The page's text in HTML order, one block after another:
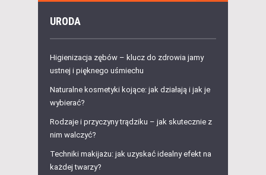
URODA
Higienizacja zębów – klucz do zdrowia jamy
ustnej i pięknego uśmiechu
Naturalne kosmetyki kojące: jak działają i jak je
wybierać?
Rodzaje i przyczyny trądziku – jak skutecznie z
nim walczyć?
Techniki makijażu: jak uzyskać idealny efekt na
każdej twarzy?